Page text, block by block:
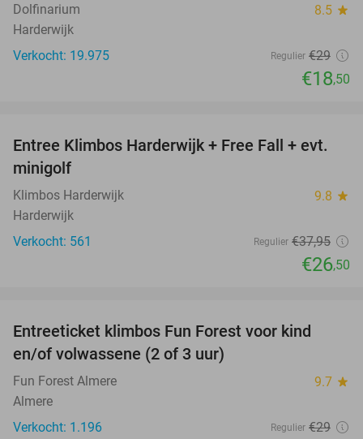
Dolfinarium 8.5 star
Harderwijk
Verkocht: 19.975
Regulier €29
€18,50
30%
Entree Klimbos Harderwijk + Free Fall + evt.
minigolf
Klimbos Harderwijk 9.8 star
Harderwijk
Verkocht: 561
Regulier €37,95
€26,50
Entreeticket klimbos Fun Forest voor kind
en/of volwassene (2 of 3 uur)
Fun Forest Almere 9.7 star
Almere
Verkocht: 1.196
Regulier €29